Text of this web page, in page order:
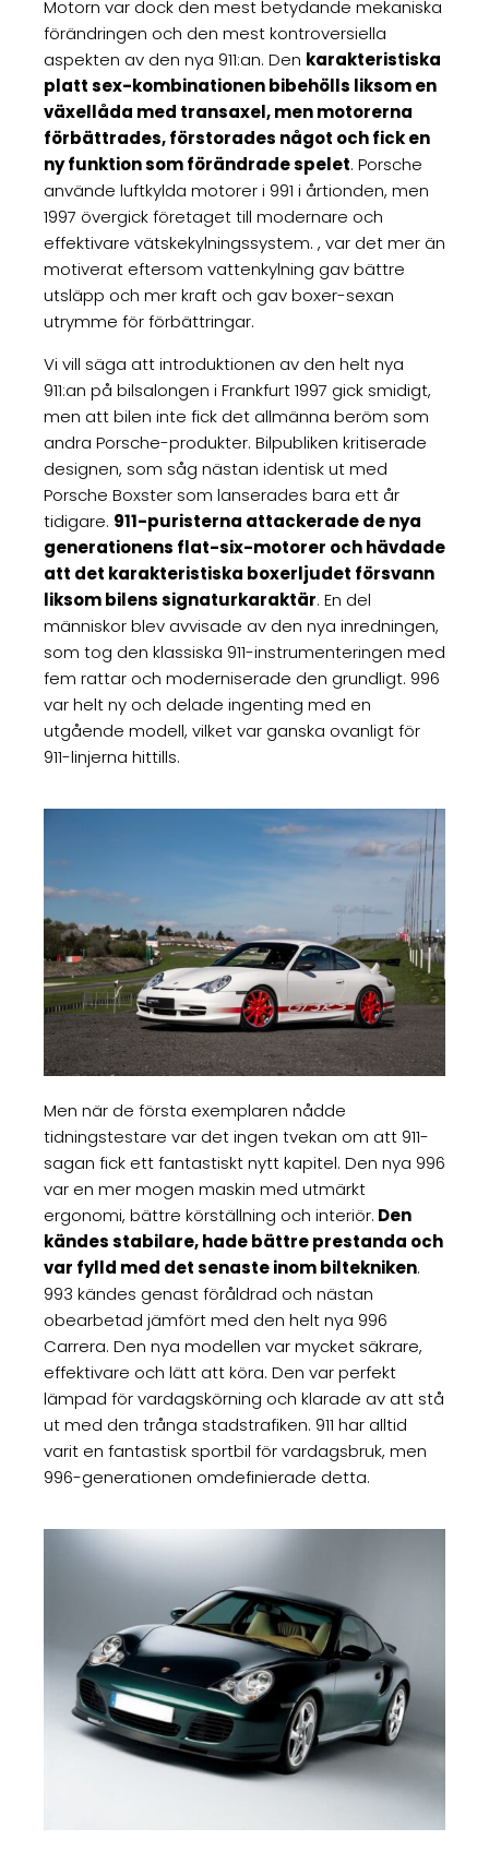
Motorn var dock den mest betydande mekaniska
förändringen och den mest kontroversiella
aspekten av den nya 911:an. Den karakteristiska
platt sex-kombinationen bibehölls liksom en
växellåda med transaxel, men motorerna
förbättrades, förstorades något och fick en
ny funktion som förändrade spelet. Porsche
använde luftkylda motorer i 991 i årtionden, men
1997 övergick företaget till modernare och
effektivare vätskekylningssystem. , var det mer än
motiverat eftersom vattenkylning gav bättre
utsläpp och mer kraft och gav boxer-sexan
utrymme för förbättringar.
Vi vill säga att introduktionen av den helt nya
911:an på bilsalongen i Frankfurt 1997 gick smidigt,
men att bilen inte fick det allmänna beröm som
andra Porsche-produkter. Bilpubliken kritiserade
designen, som såg nästan identisk ut med
Porsche Boxster som lanserades bara ett år
tidigare. 911-puristerna attackerade de nya
generationens flat-six-motorer och hävdade
att det karakteristiska boxerljudet försvann
liksom bilens signaturkaraktär. En del
människor blev avvisade av den nya inredningen,
som tog den klassiska 911-instrumenteringen med
fem rattar och moderniserade den grundligt. 996
var helt ny och delade ingenting med en
utgående modell, vilket var ganska ovanligt för
911-linjerna hittills.
Men när de första exemplaren nådde
tidningstestare var det ingen tvekan om att 911-
sagan fick ett fantastiskt nytt kapitel. Den nya 996
var en mer mogen maskin med utmärkt
ergonomi, bättre körställning och interiör. Den
kändes stabilare, hade bättre prestanda och
var fylld med det senaste inom biltekniken.
993 kändes genast föråldrad och nästan
obearbetad jämfört med den helt nya 996
Carrera. Den nya modellen var mycket säkrare,
effektivare och lätt att köra. Den var perfekt
lämpad för vardagskörning och klarade av att stå
ut med den trånga stadstrafiken. 911 har alltid
varit en fantastisk sportbil för vardagsbruk, men
996-generationen omdefinierade detta.